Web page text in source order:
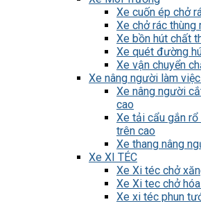
Xe cuốn ép chở
Xe chở rác
Xe bồn hút chất
Xe quét đường
Xe vận chuyển
Xe nâng người làm
Xe nâng người
cao
Xe tải cẩu gắn
trên cao
Xe thang nâng
Xe XI TÉC
Xe Xi téc chở
Xe Xi tec chở
Xe xi téc phun